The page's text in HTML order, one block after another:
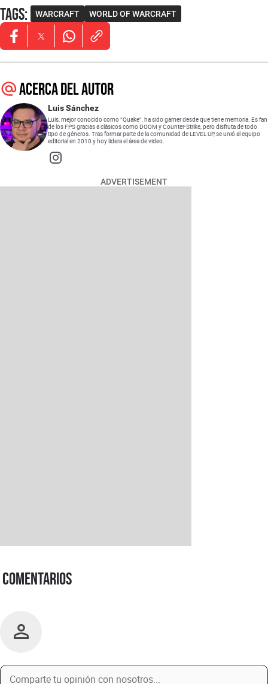
Tags: WARCRAFT WORLD OF WARCRAFT
Opens in new window
Opens in new window
Opens in new window
Acerca del autor
Luis Sánchez
Luis, mejor conocido como “Quake”, ha sido gamer desde que tiene memoria. Es fan
de los FPS gracias a clásicos como DOOM y Counter-Strike, pero disfruta de todo
tipo de géneros. Tras formar parte de la comunidad de LEVEL UP, se unió al equipo
editorial en 2010 y hoy lidera el área de video.
Opens in new window
ADVERTISEMENT
Comentarios